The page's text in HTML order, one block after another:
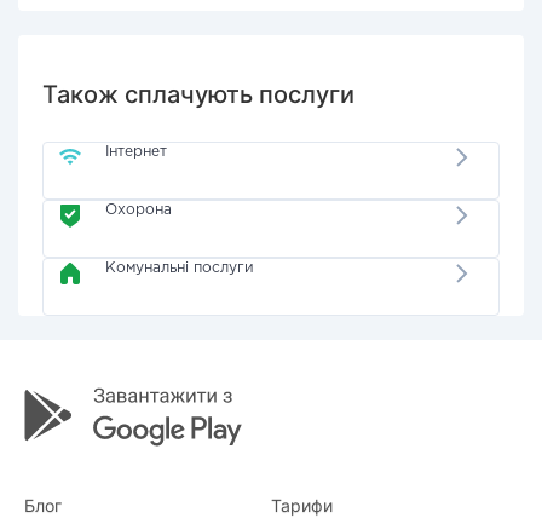
Також сплачують послуги
Інтернет
Охорона
Комунальні послуги
Блог Тарифи